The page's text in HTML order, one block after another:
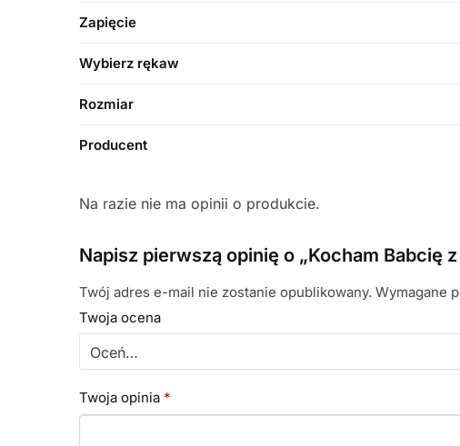
Zapięcie
Wybierz rękaw
Rozmiar
Producent
Na razie nie ma opinii o produkcie.
Napisz pierwszą opinię o „Kocham Babcię
Twój adres e-mail nie zostanie opublikowany. Wymagane
Twoja ocena
Twoja opinia *